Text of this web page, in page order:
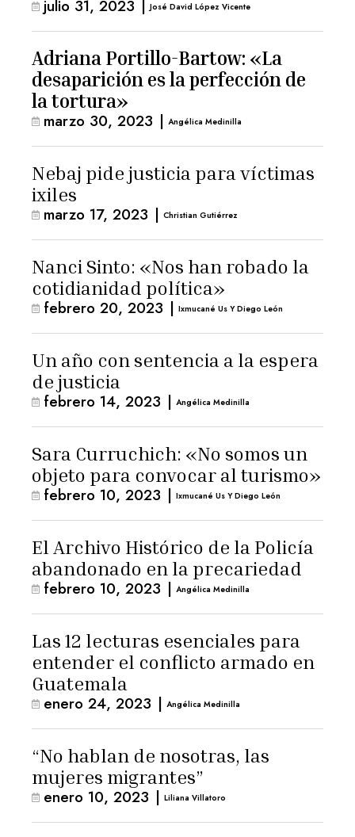
hombre de confianza de
Giammattei
julio 31, 2023 | José David López Vicente
Adriana Portillo-Bartow: «La
desaparición es la perfección de
la tortura»
marzo 30, 2023 | Angélica Medinilla
Nebaj pide justicia para víctimas
ixiles
marzo 17, 2023 | Christian Gutiérrez
Nanci Sinto: «Nos han robado la
cotidianidad política»
febrero 20, 2023 | Ixmucané Us Y Diego León
Un año con sentencia a la espera
de justicia
febrero 14, 2023 | Angélica Medinilla
Sara Curruchich: «No somos un
objeto para convocar al turismo»
febrero 10, 2023 | Ixmucané Us Y Diego León
El Archivo Histórico de la Policía
abandonado en la precariedad
febrero 10, 2023 | Angélica Medinilla
Las 12 lecturas esenciales para
entender el conflicto armado en
Guatemala
enero 24, 2023 | Angélica Medinilla
“No hablan de nosotras, las
mujeres migrantes”
enero 10, 2023 | Liliana Villatoro